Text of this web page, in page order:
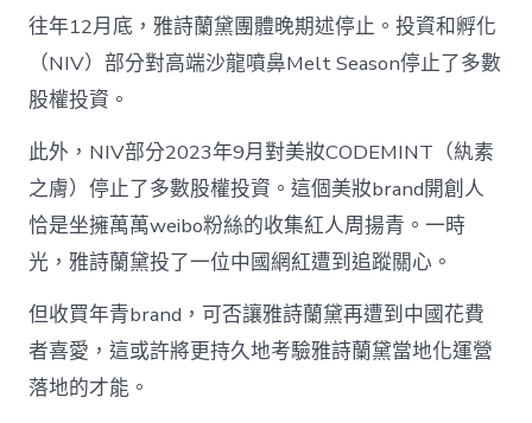
往年12月底，雅詩蘭黛團體晚期述停止。投資和孵化
（NIV）部分對高端沙龍噴鼻Melt Season停止了多數
股權投資。
此外，NIV部分2023年9月對美妝CODEMINT（紈素
之膚）停止了多數股權投資。這個美妝brand開創人
恰是坐擁萬萬weibo粉絲的收集紅人周揚青。一時
光，雅詩蘭黛投了一位中國網紅遭到追蹤關心。
但收買年青brand，可否讓雅詩蘭黛再遭到中國花費
者喜愛，這或許將更持久地考驗雅詩蘭黛當地化運營
落地的才能。